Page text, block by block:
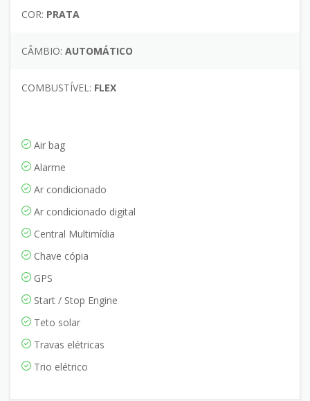
COR: PRATA
CÂMBIO: AUTOMÁTICO
COMBUSTÍVEL: FLEX
Air bag
Alarme
Ar condicionado
Ar condicionado digital
Central Multimídia
Chave cópia
GPS
Start / Stop Engine
Teto solar
Travas elétricas
Trio elétrico